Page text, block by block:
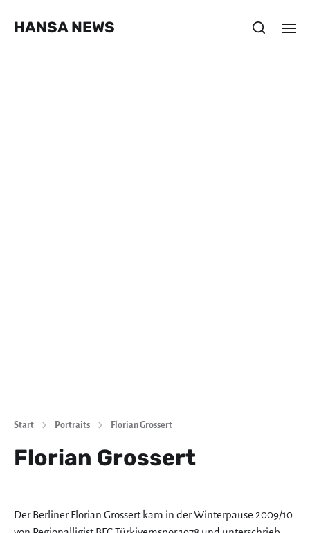
HANSA NEWS
Start Portraits Florian Grossert
Florian Grossert
Der Berliner Florian Grossert kam in der Winterpause 2009/10